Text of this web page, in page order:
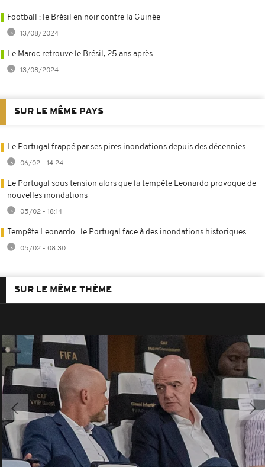
Football : le Brésil en noir contre la Guinée
13/08/2024
Le Maroc retrouve le Brésil, 25 ans après
13/08/2024
SUR LE MÊME PAYS
Le Portugal frappé par ses pires inondations depuis des décennies
06/02 - 14:24
Le Portugal sous tension alors que la tempête Leonardo provoque de
nouvelles inondations
05/02 - 18:14
Tempête Leonardo : le Portugal face à des inondations historiques
05/02 - 08:30
SUR LE MÊME THÈME